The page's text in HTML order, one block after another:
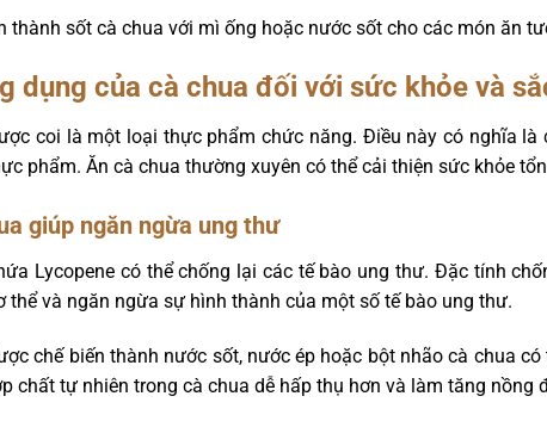
thành sốt cà chua với mì ống hoặc nước sốt cho các món ăn
dụng của cà chua đối với sức khỏe và
coi là một loại thực phẩm chức năng. Điều này có nghĩa
phẩm. Ăn cà chua thường xuyên có thể cải thiện sức khỏe
giúp ngăn ngừa ung thư
Lycopene có thể chống lại các tế bào ung thư. Đặc tính
thể và ngăn ngừa sự hình thành của một số tế bào ung thư.
chế biến thành nước sốt, nước ép hoặc bột nhão cà chua
chất tự nhiên trong cà chua dễ hấp thụ hơn và làm tăng nồng